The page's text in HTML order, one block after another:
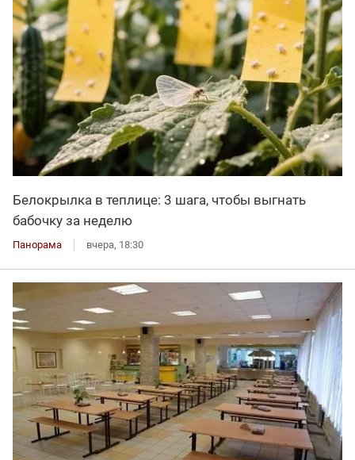
Белокрылка в теплице: 3 шага, чтобы выгнать
бабочку за неделю
Панорама вчера, 18:30